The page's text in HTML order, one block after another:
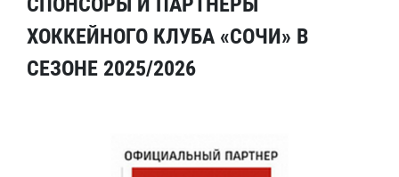
ХОККЕЙНОГО КЛУБА «СОЧИ» В
СЕЗОНЕ 2025/2026